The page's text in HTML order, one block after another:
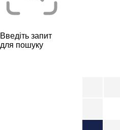
Введіть запит
для пошуку